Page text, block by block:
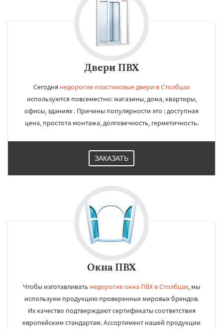
Двери ПВХ
Сегодня недорогие пластиковые двери в Столбцах
используются повсеместно: магазины, дома, квартиры,
офисы, зданиях . Причины популярности это : доступная
цена, простота монтажа, долговечность, герметичность.
ЗАКАЗАТЬ
Окна ПВХ
Чтобы изготавливать недорогие окна ПВХ в Столбцах, мы
используем продукцию проверенных мировых брендов.
Их качество подтверждают сертификаты соответствия
европейским стандартам. Ассортимент нашей продукции